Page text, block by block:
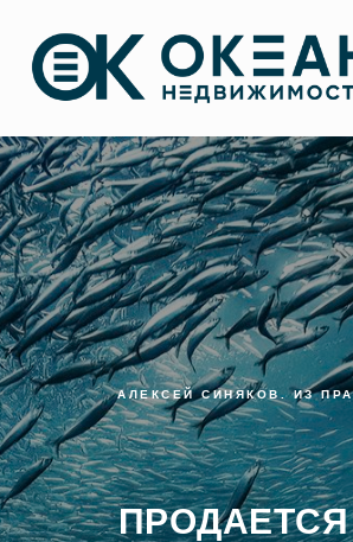
АЛЕКСЕЙ СИНЯКОВ. ИЗ